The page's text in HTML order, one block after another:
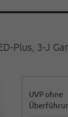
Plus, 3-J
UVP ohne